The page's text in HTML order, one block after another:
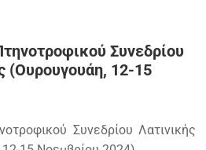
Συνεδρίου
(Ουρουγουάη, 12-15
Συνεδρίου Λατινικής